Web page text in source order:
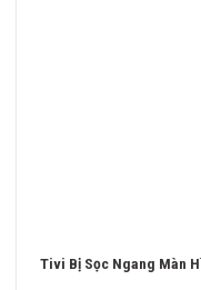
Tivi Bị Sọc Ngang Màn